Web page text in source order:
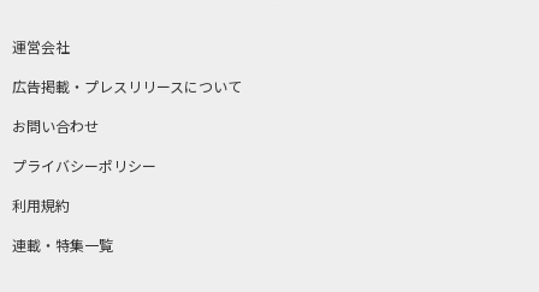
運営会社
広告掲載・プレスリリースについて
お問い合わせ
プライバシーポリシー
利用規約
連載・特集一覧